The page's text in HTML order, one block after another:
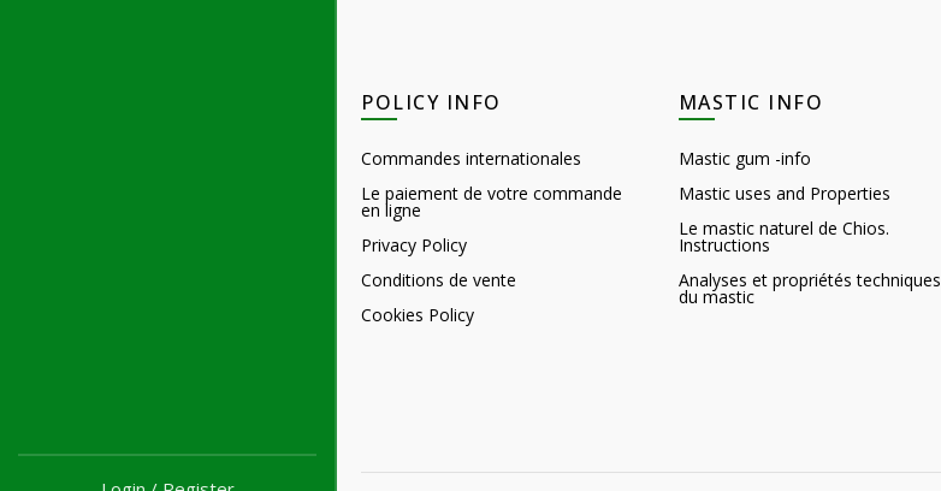
POLICY INFO
Commandes internationales
Le paiement de votre commande
en ligne
Privacy Policy
Conditions de vente
Cookies Policy
MASTIC INFO
Mastic gum -info
Mastic uses and Properties
Le mastic naturel de Chios.
Instructions
Analyses et propriétés techniques
du mastic